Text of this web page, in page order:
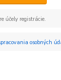
účely registrácie.
osobných